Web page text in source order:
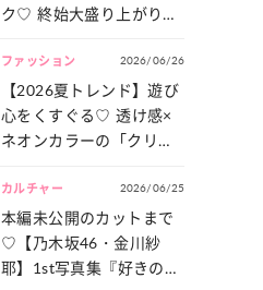
ク♡ 終始大盛り上がりだ
一気見せ！
ファッション 2026/06/26
【2026夏トレンド】遊び
心をくすぐる♡ 透け感×
ネオンカラーの「クリア
カルチャー 2026/06/25
本編未公開のカットまで
♡【乃木坂46・金川紗
耶】1st写真集『好きのグ